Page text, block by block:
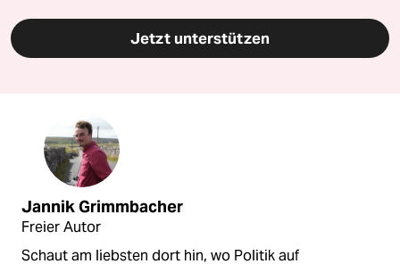
Jetzt unterstützen
Jannik Grimmbacher
Freier Autor
Schaut am liebsten dort hin, wo Politik auf